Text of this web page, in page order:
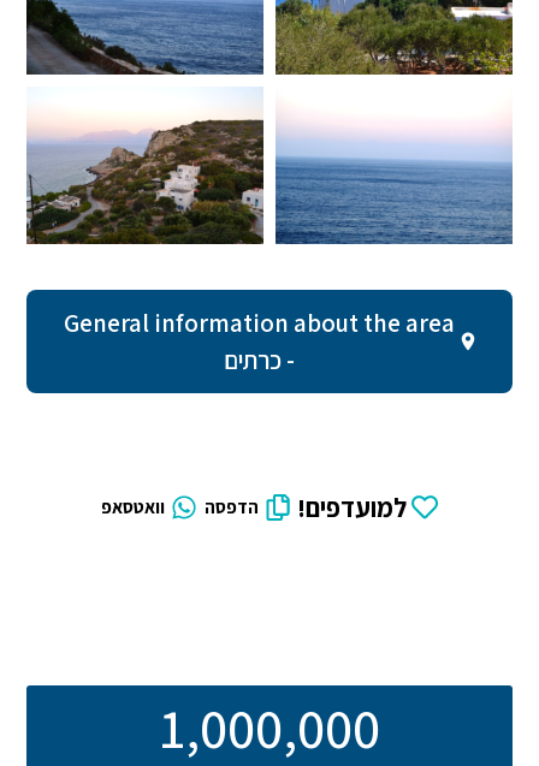
General information about the area
- כרתים
למועדפים! הדפסה וואטסאפ
1,000,000